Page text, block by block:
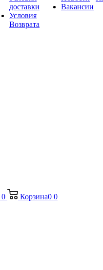
доставки
Условия
Возврата
Вакансии
0 Корзина0 0